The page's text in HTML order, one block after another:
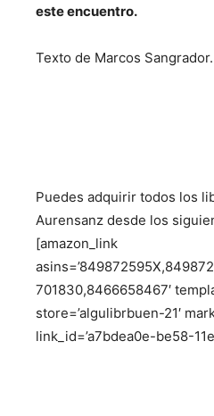
este encuentro.
Texto de Marcos Sangrador.
Puedes adquirir todos los
Aurensanz desde los
[amazon_link
701830,8466658467′
store=’algulibrbuen-21′
link_id=’a7bdea0e-be58-